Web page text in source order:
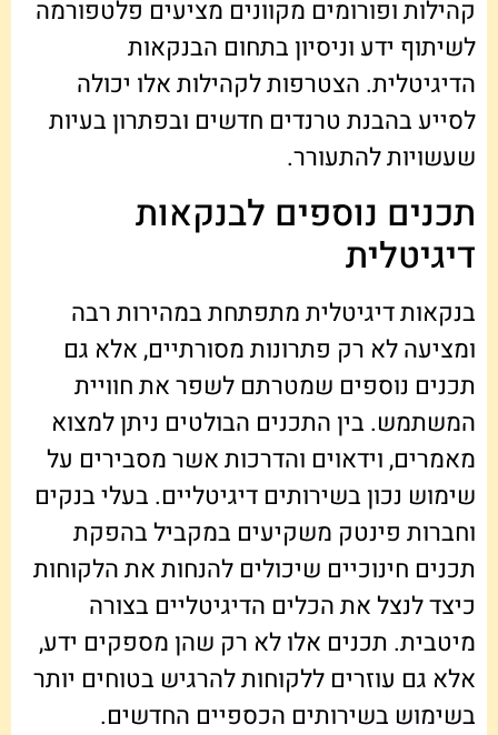
קהילות ופורומים מקוונים מציעים פלטפורמה
לשיתוף ידע וניסיון בתחום הבנקאות
הדיגיטלית. הצטרפות לקהילות אלו יכולה
לסייע בהבנת טרנדים חדשים ובפתרון בעיות
שעשויות להתעורר.
תכנים נוספים לבנקאות
דיגיטלית
בנקאות דיגיטלית מתפתחת במהירות רבה
ומציעה לא רק פתרונות מסורתיים, אלא גם
תכנים נוספים שמטרתם לשפר את חוויית
המשתמש. בין התכנים הבולטים ניתן למצוא
מאמרים, וידאוים והדרכות אשר מסבירים על
שימוש נכון בשירותים דיגיטליים. בעלי בנקים
וחברות פינטק משקיעים במקביל בהפקת
תכנים חינוכיים שיכולים להנחות את הלקוחות
כיצד לנצל את הכלים הדיגיטליים בצורה
מיטבית. תכנים אלו לא רק שהן מספקים ידע,
אלא גם עוזרים ללקוחות להרגיש בטוחים יותר
בשימוש בשירותים הכספיים החדשים.